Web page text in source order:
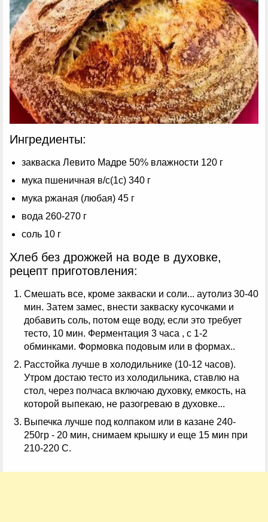
Ингредиенты:
закваска Левито Мадре 50% влажности 120 г
мука пшеничная в/с(1с) 340 г
мука ржаная (любая) 45 г
вода 260-270 г
соль 10 г
Хлеб без дрожжей на воде в духовке,
рецепт приготовления:
Смешать все, кроме закваски и соли... аутолиз 30-40
мин. Затем замес, внести закваску кусочками и
добавить соль, потом еще воду, если это требует
тесто, 10 мин. Ферментация 3 часа , с 1-2
обминками. Формовка подовым или в формах..
Расстойка лучше в холодильнике (10-12 часов).
Утром достаю тесто из холодильника, ставлю на
стол, через полчаса включаю духовку, емкость, на
которой выпекаю, не разогреваю в духовке...
Выпечка лучше под колпаком или в казане 240-
250гр - 20 мин, снимаем крышку и еще 15 мин при
210-220 С.